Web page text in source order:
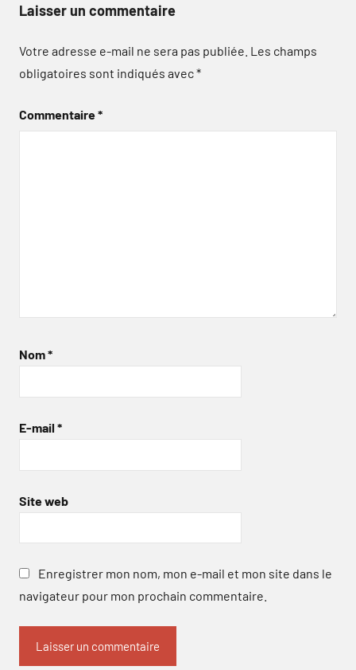
Laisser un commentaire
Votre adresse e-mail ne sera pas publiée. Les champs
obligatoires sont indiqués avec*
Commentaire*
Nom*
E-mail *
Site web
Enregistrer mon nom, mon e-mail et mon site dans le
navigateur pour mon prochain commentaire.